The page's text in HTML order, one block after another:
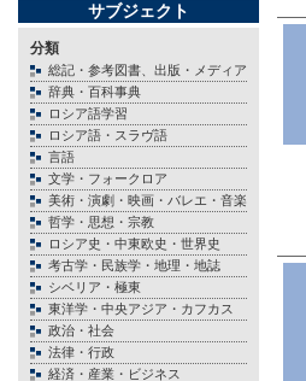
サブジェクト
分類
総記・参考図書、出版・メディア
辞典・百科事典
ロシア語学習
ロシア語・スラヴ語
言語
文学・フォークロア
美術・演劇・映画・バレエ・音楽
哲学・思想・宗教
ロシア史・中東欧史・世界史
考古学・民族学・地理・地誌
シベリア・極東
東洋学・中央アジア・カフカス
政治・社会
法律・行政
経済・産業・ビジネス